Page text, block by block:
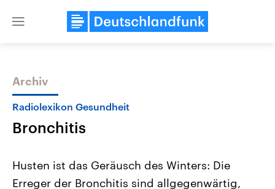
Close
Themen
Archiv
Radiolexikon Gesundheit
Bronchitis
Husten ist das Geräusch des Winters: Die
Erreger der Bronchitis sind allgegenwärtig,